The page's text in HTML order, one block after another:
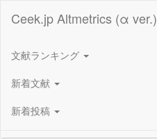
Ceek.jp Altmetrics (α ver.)
文献ランキング
新着文献
新着投稿